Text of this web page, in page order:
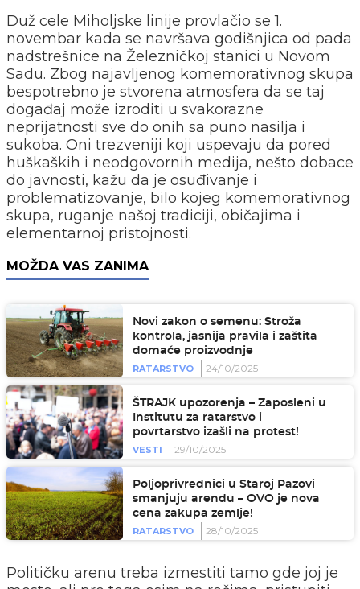
Duž cele Miholjske linije provlačio se 1.
novembar kada se navršava godišnjica od pada
nadstrešnice na Železničkoj stanici u Novom
Sadu. Zbog najavljenog komemorativnog skupa
bespotrebno je stvorena atmosfera da se taj
događaj može izroditi u svakorazne
neprijatnosti sve do onih sa puno nasilja i
sukoba. Oni trezveniji koji uspevaju da pored
huškaških i neodgovornih medija, nešto dobace
do javnosti, kažu da je osuđivanje i
problematizovanje, bilo kojeg komemorativnog
skupa, ruganje našoj tradiciji, običajima i
elementarnoj pristojnosti.
MOŽDA VAS ZANIMA
Novi zakon o semenu: Stroža
kontrola, jasnija pravila i zaštita
domaće proizvodnje
RATARSTVO
24/10/2025
ŠTRAJK upozorenja – Zaposleni u
Institutu za ratarstvo i
povrtarstvo izašli na protest!
VESTI
29/10/2025
Poljoprivrednici u Staroj Pazovi
smanjuju arendu – OVO je nova
cena zakupa zemlje!
RATARSTVO
28/10/2025
Političku arenu treba izmestiti tamo gde joj je